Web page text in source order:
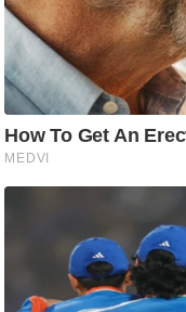
मा
/
ध
र्म
स्थ
ल
व्र
र